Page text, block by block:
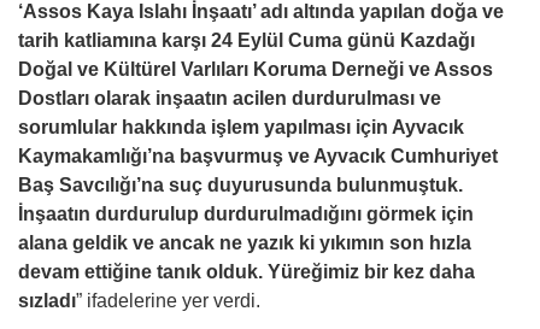
‘Assos Kaya Islahı İnşaatı’ adı altında yapılan doğa ve
tarih katliamına karşı 24 Eylül Cuma günü Kazdağı
Doğal ve Kültürel Varlıları Koruma Derneği ve Assos
Dostları olarak inşaatın acilen durdurulması ve
sorumlular hakkında işlem yapılması için Ayvacık
Kaymakamlığı’na başvurmuş ve Ayvacık Cumhuriyet
Baş Savcılığı’na suç duyurusunda bulunmuştuk.
İnşaatın durdurulup durdurulmadığını görmek için
alana geldik ve ancak ne yazık ki yıkımın son hızla
devam ettiğine tanık olduk. Yüreğimiz bir kez daha
sızladı” ifadelerine yer verdi.